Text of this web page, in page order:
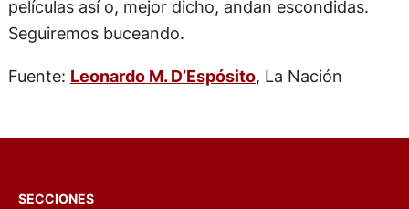
películas así o, mejor dicho, andan escondidas.
Seguiremos buceando.
Fuente: Leonardo M. D’Espósito, La Nación
SECCIONES